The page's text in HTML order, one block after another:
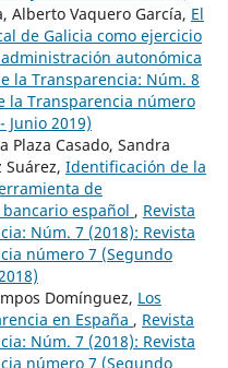
Alberto Vaquero García, El
de Galicia como ejercicio
autonómica
la Transparencia: Núm. 8
la Transparencia número
Junio 2019)
Plaza Casado, Sandra
Suárez, Identificación de la
de
español , Revista
Núm. 7 (2018): Revista
número 7 (Segundo
Domínguez, Los
en España , Revista
Núm. 7 (2018): Revista
número 7 (Segundo